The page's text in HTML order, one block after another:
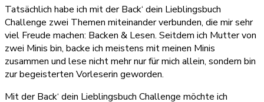
Tatsächlich habe ich mit der Back‘ dein Lieblingsbuch
Challenge zwei Themen miteinander verbunden, die mir sehr
viel Freude machen: Backen & Lesen. Seitdem ich Mutter von
zwei Minis bin, backe ich meistens mit meinen Minis
zusammen und lese nicht mehr nur für mich allein, sondern bin
zur begeisterten Vorleserin geworden.
Mit der Back‘ dein Lieblingsbuch Challenge möchte ich